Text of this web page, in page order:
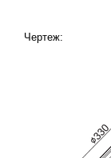
Чертеж: